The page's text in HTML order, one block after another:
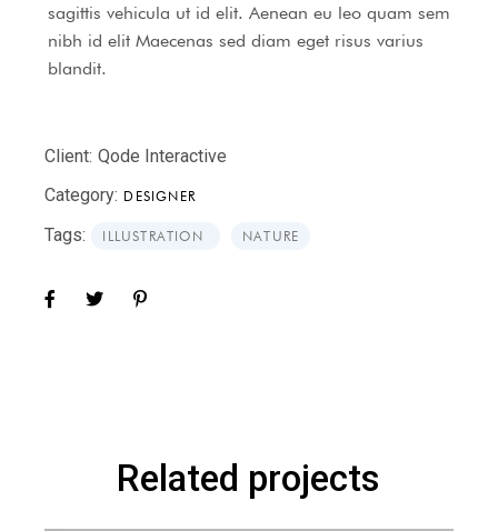
sagittis vehicula ut id elit. Aenean eu leo quam sem
nibh id elit Maecenas sed diam eget risus varius
blandit.
Client: Qode Interactive
Category: DESIGNER
Tags: ILLUSTRATION NATURE
Related projects